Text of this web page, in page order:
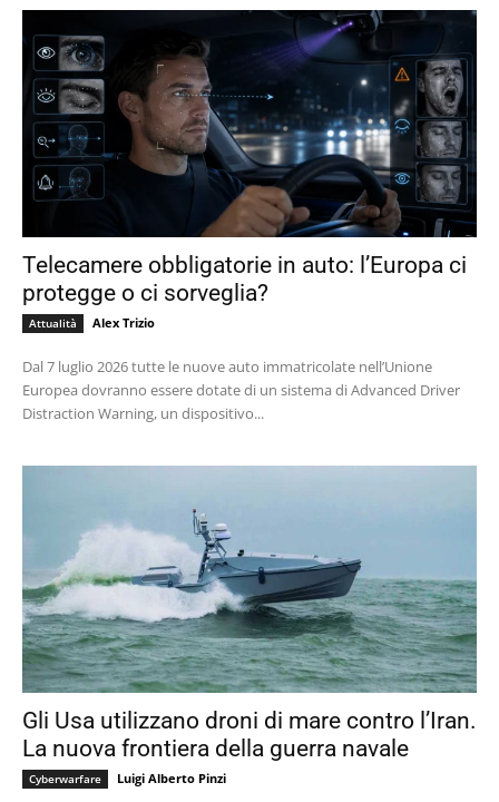
Telecamere obbligatorie in auto: l’Europa ci
protegge o ci sorveglia?
Attualità Alex Trizio
Dal 7 luglio 2026 tutte le nuove auto immatricolate nell’Unione
Europea dovranno essere dotate di un sistema di Advanced Driver
Distraction Warning, un dispositivo...
Gli Usa utilizzano droni di mare contro l’Iran.
La nuova frontiera della guerra navale
Cyberwarfare Luigi Alberto Pinzi